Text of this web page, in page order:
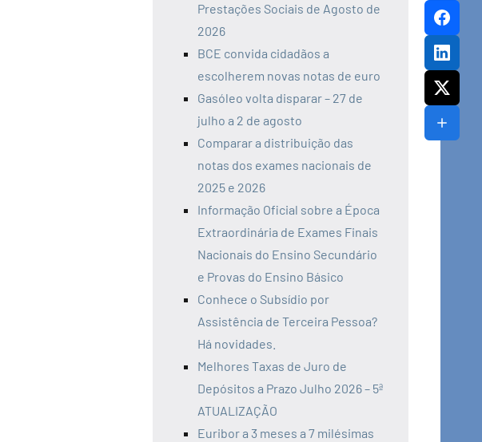
Prestações Sociais de Agosto de
2026
BCE convida cidadãos a
escolherem novas notas de euro
Gasóleo volta disparar – 27 de
julho a 2 de agosto
Comparar a distribuição das
notas dos exames nacionais de
2025 e 2026
Informação Oficial sobre a Época
Extraordinária de Exames Finais
Nacionais do Ensino Secundário
e Provas do Ensino Básico
Conhece o Subsídio por
Assistência de Terceira Pessoa?
Há novidades.
Melhores Taxas de Juro de
Depósitos a Prazo Julho 2026 – 5ª
ATUALIZAÇÃO
Euribor a 3 meses a 7 milésimas